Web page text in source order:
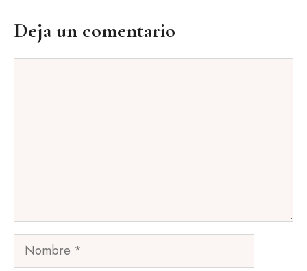
Deja un comentario
Nombre